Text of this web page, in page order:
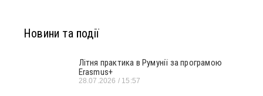
Новини та події
Літня практика в Румунії за програмою
Erasmus+
28.07.2026 15:57